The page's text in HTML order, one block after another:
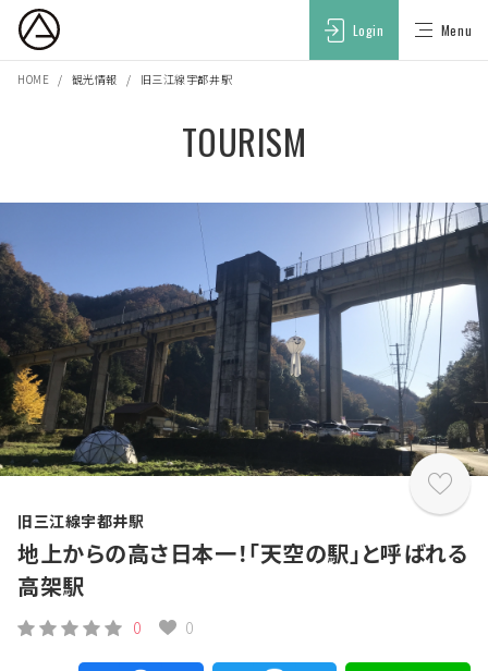
Menu
Login
HOME 観光情報 旧三江線宇都井駅
TOURISM
旧三江線宇都井駅
地上からの高さ日本一！「天空の駅」と呼ばれる
高架駅
0 0